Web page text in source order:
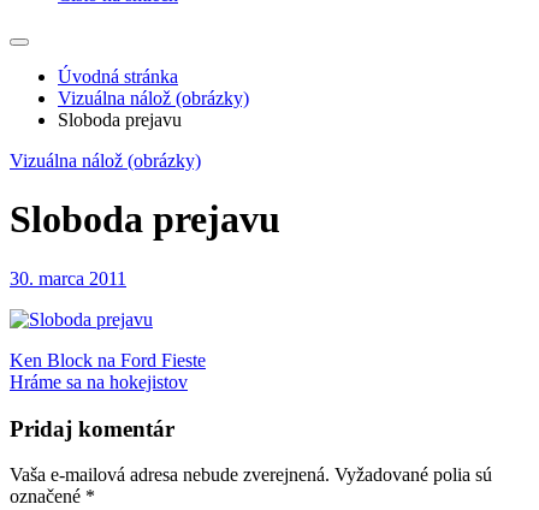
Úvodná stránka
Vizuálna nálož (obrázky)
Sloboda prejavu
Vizuálna nálož (obrázky)
Sloboda prejavu
30. marca 2011
Navigácia
v
článku
Ken Block na Ford Fieste
Hráme sa na hokejistov
Pridaj komentár
Vaša e-mailová adresa nebude zverejnená. Vyžadované polia sú
označené *